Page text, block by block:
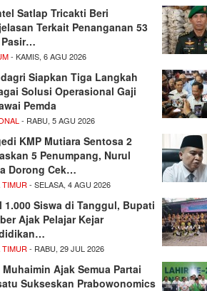
Satlap Tricakti Beri
Terkait Penanganan 53
Pasir…
- KAMIS, 6 AGU 2026
Siapkan Tiga Langkah
Solusi Operasional Gaji
Pemda
- RABU, 5 AGU 2026
KMP Mutiara Sentosa 2
5 Penumpang, Nurul
Dorong Cek…
TIMUR - SELASA, 4 AGU 2026
1.000 Siswa di Tanggul, Bupati
Ajak Pelajar Kejar
TIMUR - RABU, 29 JUL 2026
Ajak Semua Partai
Sukseskan Prabowonomics